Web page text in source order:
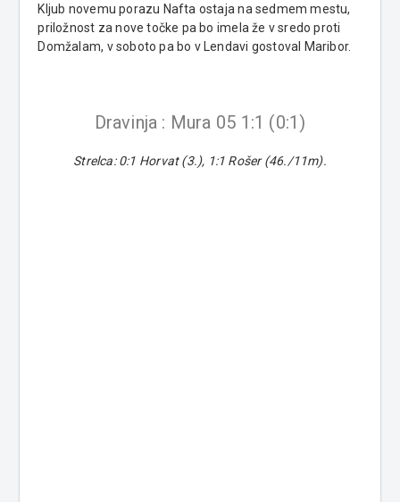
Kljub novemu porazu Nafta ostaja na sedmem mestu,
priložnost za nove točke pa bo imela že v sredo proti
Domžalam, v soboto pa bo v Lendavi gostoval Maribor.
Dravinja : Mura 05 1:1 (0:1)
Strelca: 0:1 Horvat (3.), 1:1 Rošer (46./11m).